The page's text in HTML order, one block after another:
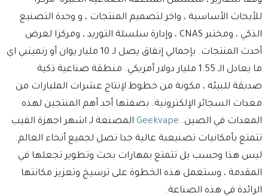
للأبحاث الأساسية ، واخر لتصميم المنتجات ، و وحدة التصنيع
الذكي ، ومختبر CNAS ، وإدارة سلسلة التوريد ، ومركزا لعرض
أحدث المنتجات. بإجمالي إنفاق يصل لـ 10 مليار يوان أو رنمينبي اي
ما يعادل الـ 1.55 مليار دولار أمريكي. منطقة صناعية ذكية
صديقة للبيئة ، مكونة من خطوط لإنتاج عشرات المليارات من
معدات السجائر الإلكترونية. بصفتها أحد أهم المنتجين لهذه
المعدات في الصين. Geekvape المصنعة لـ اشهر اجهزة الفيب
تتمتع بأمكانيات تصنيعية عالية جدا تصل لجميع أنحاء العالم.
ليس هذا وحسب بل تتمتع بمهارات بحث وتطوير تجعلها في
المقدمة ، وستعمل هذه الخطوة على ترسيخ وتعزيز مكانتها
الرائدة في هذه الصناعة.